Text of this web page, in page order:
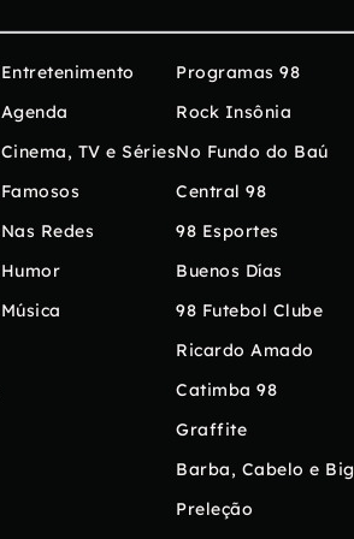
Entretenimento
Agenda
Cinema, TV e Séries
Famosos
Nas Redes
Humor
Música
Programas 98
Rock Insônia
No Fundo do Baú
Central 98
98 Esportes
Buenos Días
98 Futebol Clube
Ricardo Amado
Catimba 98
Graffite
Barba, Cabelo e
Preleção